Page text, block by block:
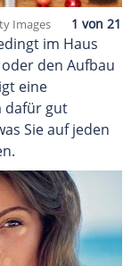
Images
im Haus
den Aufbau
eine
dafür gut
Sie auf jeden